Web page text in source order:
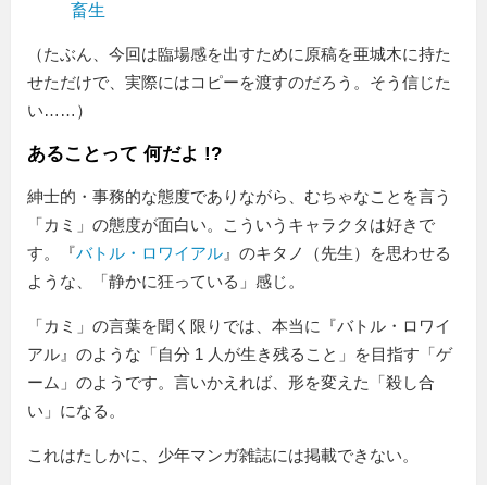
畜生
（たぶん、今回は臨場感を出すために原稿を亜城木に持た
せただけで、実際にはコピーを渡すのだろう。そう信じた
い……）
あることって 何だよ !?
紳士的・事務的な態度でありながら、むちゃなことを言う
「カミ」の態度が面白い。こういうキャラクタは好きで
す。『バトル・ロワイアル 』のキタノ（先生）を思わせる
ような、「静かに狂っている」感じ。
「カミ」の言葉を聞く限りでは、本当に『バトル・ロワイ
アル』のような
自分 1 人が生き残ること
を目指す「ゲ
ーム」のようです。言いかえれば、形を変えた「殺し合
い」になる。
これはたしかに、少年マンガ雑誌には掲載できない。